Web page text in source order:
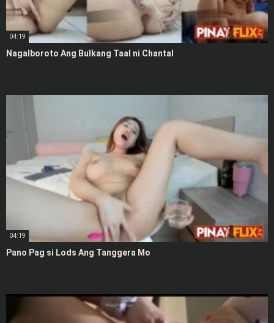
04:19
Nagalboroto Ang Bulkang Taal ni Chantal
04:19
Pano Pag si Lods Ang Tanggera Mo